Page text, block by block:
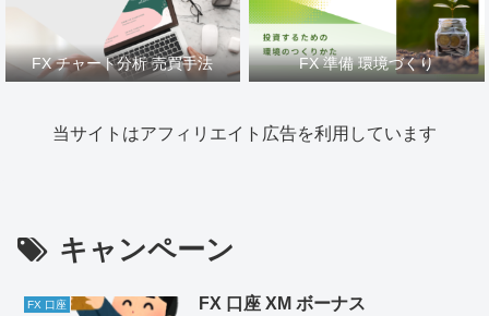
FX チャート分析 売買手法 FX 準備 環境づくり
当サイトはアフィリエイト広告を利用しています
キャンペーン
FX 口座 FX 口座 XM ボーナス